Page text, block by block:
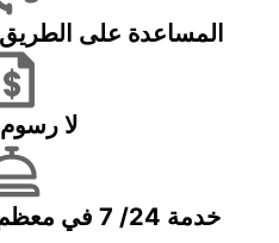
المساعدة على الطريق على
لا
خدمة 24/ 7 في معظم المطارات الرئيسية